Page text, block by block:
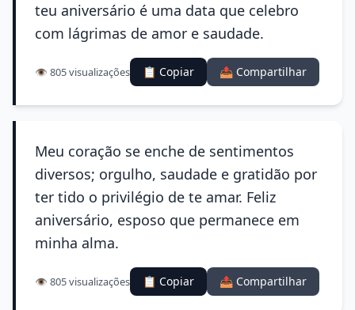
teu aniversário é uma data que celebro
com lágrimas de amor e saudade.
👁️ 805 visualizações 📋 Copiar 📤 Compartilhar
Meu coração se enche de sentimentos
diversos; orgulho, saudade e gratidão por
ter tido o privilégio de te amar. Feliz
aniversário, esposo que permanece em
minha alma.
👁️ 805 visualizações 📋 Copiar 📤 Compartilhar